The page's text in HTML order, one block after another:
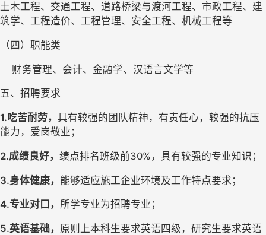
土木工程、交通工程、道路桥梁与渡河工程、市政工程、建
筑学、工程造价、工程管理、安全工程、机械工程等
（四）职能类
财务管理、会计、金融学、汉语言文学等
五、招聘要求
1.吃苦耐劳， 具有较强的团队精神，有责任心，较强的抗压
能力，爱岗敬业；
2.成绩良好， 绩点排名班级前30%， 具有较强的专业知识；
3.身体健康， 能够适应施工企业环境及工作特点要求；
4.专业对口， 所学专业为招聘专业；
5.英语基础， 原则上本科生要求英语四级，研究生要求英语